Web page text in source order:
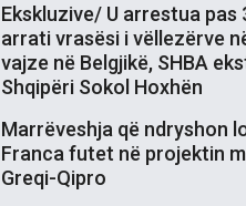
Ekskluzive/ U arrestua pas
arrati vrasësi i vëllezërve
vajze në Belgjikë, SHBA
Shqipëri Sokol Hoxhën
Marrëveshja që ndryshon
Franca futet në projektin
Greqi-Qipro